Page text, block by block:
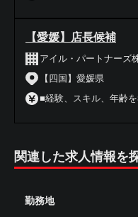
【愛媛】店長候補
アイル・パートナーズ
【四国】愛媛県
■経験、スキル、年齢
関連した求人情報を
勤務地